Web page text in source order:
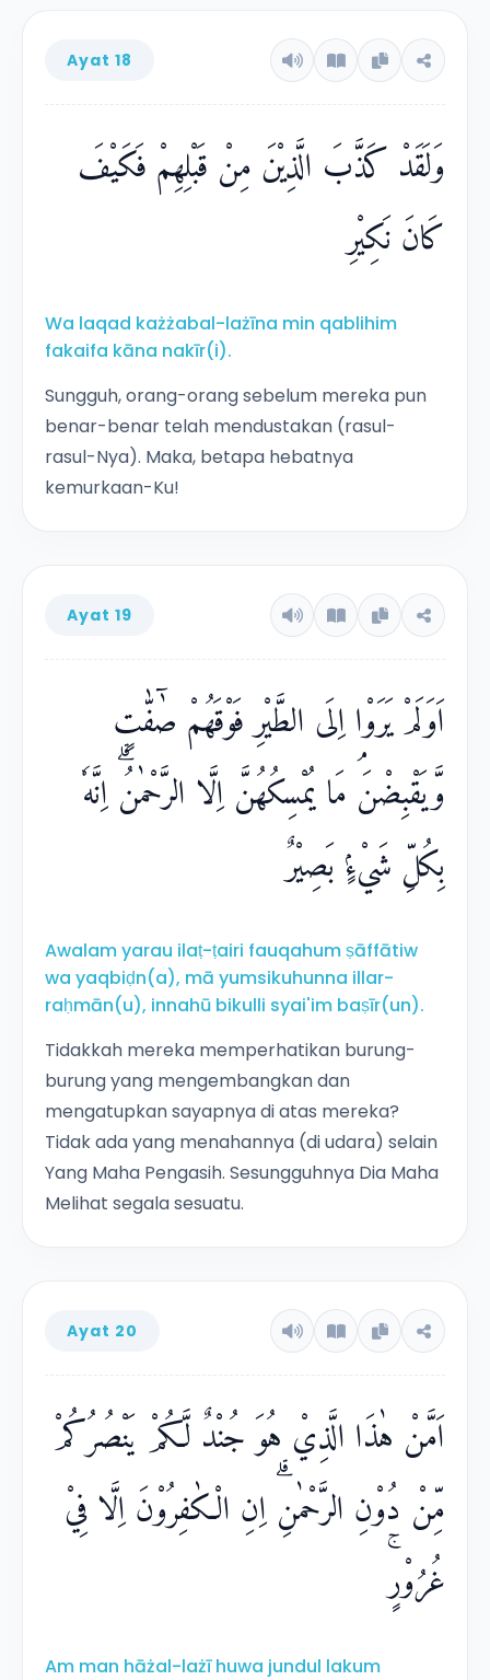
Ayat 18
وَلَقَدْ كَذَّبَ الَّذِيْنَ مِنْ قَبْلِهِمْ فَكَيْفَ
كَانَ نَكِيْرِ
Wa laqad każżabal-lażīna min qablihim
fakaifa kāna nakīr(i).
Sungguh, orang-orang sebelum mereka pun
benar-benar telah mendustakan (rasul-
rasul-Nya). Maka, betapa hebatnya
kemurkaan-Ku!
Ayat 19
اَوَلَمْ يَرَوْا اِلَى الطَّيْرِ فَوْقَهُمْ صٰۤفّٰتٍ
وَّيَقْبِضْنَۘ مَا يُمْسِكُهُنَّ اِلَّا الرَّحْمٰنُۗ اِنَّهٗ
بِكُلِّ شَيْءٍۢ بَصِيْرٌ
Awalam yarau ilaṭ-ṭairi fauqahum ṣāffātiw
wa yaqbiḍn(a), mā yumsikuhunna illar-
raḥmān(u), innahū bikulli syai'im baṣīr(un).
Tidakkah mereka memperhatikan burung-
burung yang mengembangkan dan
mengatupkan sayapnya di atas mereka?
Tidak ada yang menahannya (di udara) selain
Yang Maha Pengasih. Sesungguhnya Dia Maha
Melihat segala sesuatu.
Ayat 20
اَمَّنْ هٰذَا الَّذِيْ هُوَ جُنْدٌ لَّكُمْ يَنْصُرُكُمْ
مِّنْ دُوْنِ الرَّحْمٰنِۗ اِنِ الْكٰفِرُوْنَ اِلَّا فِيْ
غُرُوْرٍۚ
Am man hāżal-lażī huwa jundul lakum